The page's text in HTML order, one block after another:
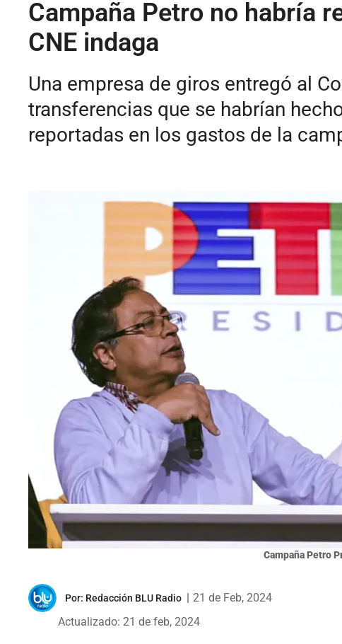
Campaña Petro no habría
CNE indaga
Una empresa de giros entregó al
transferencias que se habrían
reportadas en los gastos de la
Campaña Petro
Por: Redacción BLU Radio
21 de Feb, 2024
Actualizado: 21 de feb, 2024